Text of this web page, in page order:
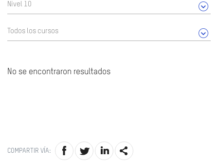
Nivel 10
Todos los cursos
No se encontraron resultados
COMPARTIR VÍA: